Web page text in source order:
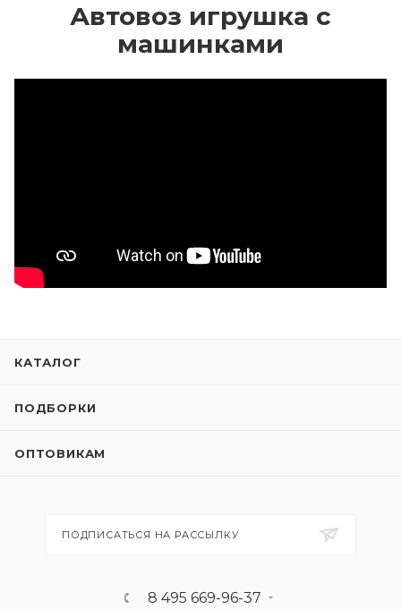
Автовоз игрушка с
машинками
КАТАЛОГ
ПОДБОРКИ
ОПТОВИКАМ
ПОДПИСАТЬСЯ НА РАССЫЛКУ
8 495 669-96-37